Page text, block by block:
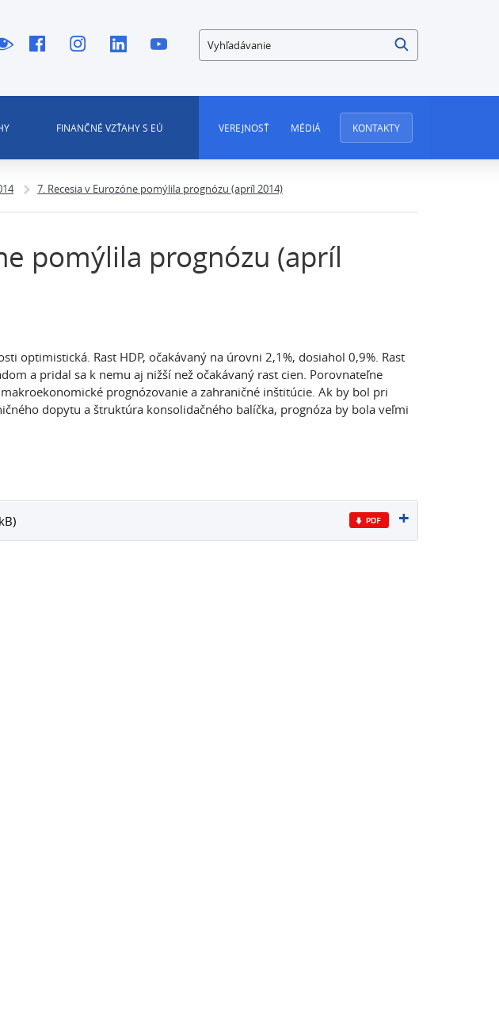
Vyhľadávanie
FINANČNÉ VZŤAHY S EÚ VEREJNOSŤ MÉDIÁ KONTAKTY
7. Recesia v Eurozóne pomýlila prognózu (apríl 2014)
pomýlila prognózu (apríl
optimistická. Rast HDP, očakávaný na úrovni 2,1%, dosiahol 0,9%. Rast
a pridal sa k nemu aj nižší než očakávaný rast cien. Porovnateľne
prognózovanie a zahraničné inštitúcie. Ak by bol pri
dopytu a štruktúra konsolidačného balíčka, prognóza by bola veľmi